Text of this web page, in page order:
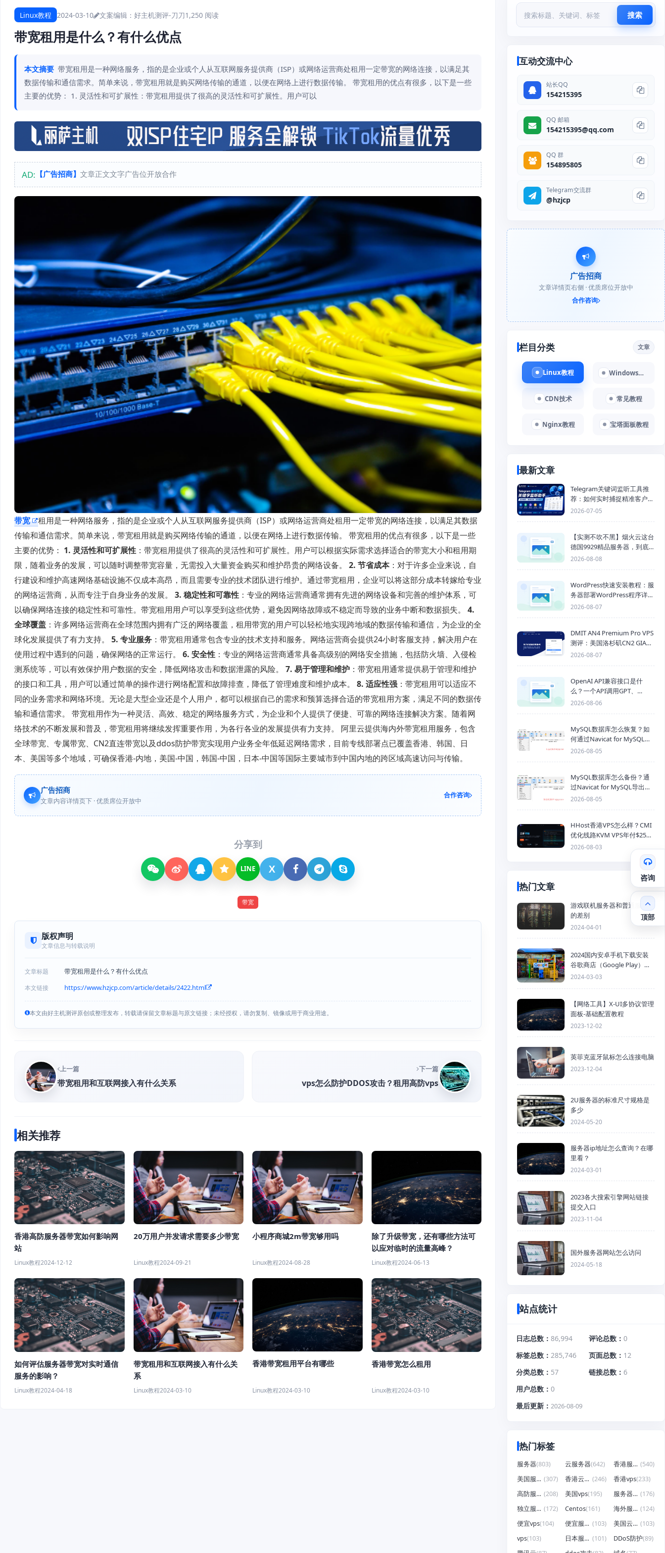
Linux教程 2024-03-10 文案编辑：好主机测评-刀刀1,250 阅读
带宽租用是什么？有什么优点
本文摘要 带宽租用是一种网络服务，指的是企业或个人从互联网服务提供商（ISP）或网络运营商处租用一定带宽的网络连接，以满足其
数据传输和通信需求。简单来说，带宽租用就是购买网络传输的通道，以便在网络上进行数据传输。 带宽租用的优点有很多，以下是一些
主要的优势： 1. 灵活性和可扩展性：带宽租用提供了很高的灵活性和可扩展性。用户可以
AD: 【广告招商】 文章正文文字广告位开放合作
带宽
租用是一种网络服务，指的是企业或个人从互联网服务提供商（ISP）或网络运营商处租用一定带宽的网络连接，以满足其数据
传输和通信需求。简单来说，带宽租用就是购买网络传输的通道，以便在网络上进行数据传输。 带宽租用的优点有很多，以下是一些
主要的优势： 1. 灵活性和可扩展性 ：带宽租用提供了很高的灵活性和可扩展性。用户可以根据实际需求选择适合的带宽大小和租用期
限，随着业务的发展，可以随时调整带宽容量，无需投入大量资金购买和维护昂贵的网络设备。 2. 节省成本：对于许多企业来说，自
行建设和维护高速网络基础设施不仅成本高昂，而且需要专业的技术团队进行维护。通过带宽租用，企业可以将这部分成本转嫁给专业
的网络运营商，从而专注于自身业务的发展。 3. 稳定性和可靠性 ：专业的网络运营商通常拥有先进的网络设备和完善的维护体系，可
以确保网络连接的稳定性和可靠性。带宽租用用户可以享受到这些优势，避免因网络故障或不稳定而导致的业务中断和数据损失。 4.
全球覆盖 ：许多网络运营商在全球范围内拥有广泛的网络覆盖，租用带宽的用户可以轻松地实现跨地域的数据传输和通信，为企业的全
球化发展提供了有力支持。 5. 专业服务 ：带宽租用通常包含专业的技术支持和服务。网络运营商会提供24小时客服支持，解决用户在
使用过程中遇到的问题，确保网络的正常运行。 6. 安全性 ：专业的网络运营商通常具备高级别的网络安全措施，包括防火墙、入侵检
测系统等，可以有效保护用户数据的安全，降低网络攻击和数据泄露的风险。 7. 易于管理和维护 ：带宽租用通常提供易于管理和维护
的接口和工具，用户可以通过简单的操作进行网络配置和故障排查，降低了管理难度和维护成本。 8. 适应性强 ：带宽租用可以适应不
同的业务需求和网络环境。无论是大型企业还是个人用户，都可以根据自己的需求和预算选择合适的带宽租用方案，满足不同的数据传
输和通信需求。 带宽租用作为一种灵活、高效、稳定的网络服务方式，为企业和个人提供了便捷、可靠的网络连接解决方案。随着网
络技术的不断发展和普及，带宽租用将继续发挥重要作用，为各行各业的发展提供有力支持。 阿里云提供海内外带宽租用服务，包含
全球带宽、专属带宽、CN2直连带宽以及ddos防护带宽实现用户业务全年低延迟网络需求，目前专线部署点已覆盖香港、韩国、日
本、美国等多个地域，可确保香港-内地，美国-中国，韩国-中国，日本-中国等国际主要城市到中国内地的跨区域高速访问与传输。
广告招商
文章内容详情页下 · 优质席位开放中
合作咨询
分享到
LINE X
带宽
版权声明
文章信息与转载说明
文章标题 带宽租用是什么？有什么优点
本文链接 https://www.hzjcp.com/article/details/2422.html
本文由好主机测评原创或整理发布，转载请保留文章标题与原文链接；未经授权，请勿复制、镜像或用于商业用途。
上一篇
带宽租用和互联网接入有什么关系
下一篇
vps怎么防护DDOS攻击？租用高防vps
相关推荐
香港高防服务器带宽如何影响网
站
Linux教程2024-12-12
20万用户并发请求需要多少带宽
Linux教程2024-09-21
小程序商城2m带宽够用吗
Linux教程2024-08-28
除了升级带宽，还有哪些方法可
以应对临时的流量高峰？
Linux教程2024-06-13
如何评估服务器带宽对实时通信
服务的影响？
Linux教程2024-04-18
带宽租用和互联网接入有什么关
系
Linux教程2024-03-10
香港带宽租用平台有哪些
Linux教程2024-03-10
香港带宽怎么租用
Linux教程2024-03-10
搜索
互动交流中心
站长QQ
154215395
QQ 邮箱
154215395@qq.com
QQ 群
154895805
Telegram交流群
@hzjcp
广告招商
文章详情页右侧 · 优质席位开放中
合作咨询
栏目分类 文章
Linux教程 Windows教程
CDN技术 常见教程
Nginx教程 宝塔面板教程
最新文章
Telegram关键词监听工具推
荐：如何实时捕捉精准客户，
提高获客效率？
2026-07-05
【实测不吹不黑】烟火云这台
德国9929精品服务器，到底
能不能打？
2026-08-08
WordPress快速安装教程：服
务器部署WordPress程序详细
步骤
2026-08-07
DMIT AN4 Premium Pro VPS
测评：美国洛杉矶CN2 GIA三
网优化线路性能测试
2026-08-07
OpenAI API兼容接口是什
么？一个API调用GPT、
Claude、Gemini、DeepSeek
2026-08-06
MySQL数据库怎么恢复？如
何通过Navicat for MySQL导
入SQL备份文件
2026-08-05
MySQL数据库怎么备份？通
过Navicat for MySQL导出
Mysql数据库为SQL格式备份
2026-08-05
HHost香港VPS怎么样？CMI
优化线路KVM VPS年付$25
起，4GB内存优惠套餐
2026-08-03
热门文章
游戏联机服务器和普通服务器
的差别
2024-04-01
2024国内安卓手机下载安装
谷歌商店（Google Play）详
细步骤
2024-03-03
【网络工具】X-UI多协议管理
面板-基础配置教程
2023-12-02
英菲克蓝牙鼠标怎么连接电脑
2023-12-04
2U服务器的标准尺寸规格是
多少
2024-05-20
服务器ip地址怎么查询？在哪
里看？
2024-03-01
2023各大搜索引擎网站链接
提交入口
2023-11-04
国外服务器网站怎么访问
2024-05-18
站点统计
日志总数 86,994 评论总数
0
标签总数
285,746 页面总数
12
分类总数
57 链接总数
6
用户总数
0
最后更新
2026-08-09
热门标签
服务器(803) 云服务器(642) 香港服务器 (540)
美国服务器 (307) 香港云服务器 (246) 香港vps(233)
高防服务器 (208) 美国vps(195) 服务器租用 (176)
独立服务器 (172) Centos(161) 海外服务器 (124)
便宜vps(104) 便宜服务器 (103) 美国云服务器 (103)
vps(103) 日本服务器 (101) DDoS防护(89)
咨询
顶部